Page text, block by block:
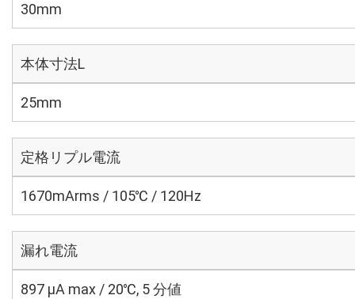
30mm
本体寸法L
25mm
定格リプル電流
1670mArms / 105℃ / 120Hz
漏れ電流
897 μA max / 20℃, 5 分値